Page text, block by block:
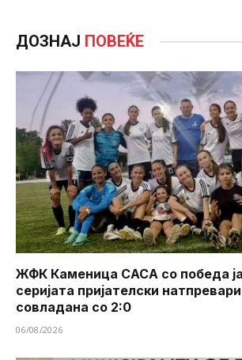
ДОЗНАЈ ПОВЕЌЕ
ЖФК Каменица САСА со победа
серијата пријателски
совладана со 2:0
06/08/2026